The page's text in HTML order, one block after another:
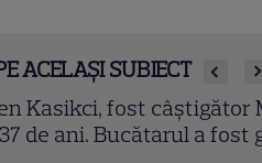
ACELAȘI SUBIECT
Kasikci, fost câștigător
de ani. Bucătarul a